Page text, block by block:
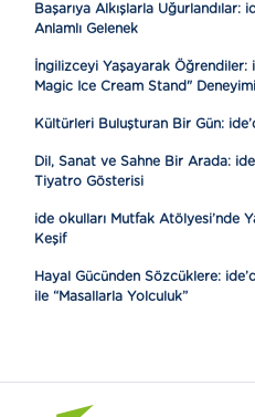
Başarıya Alkışlarla Uğurlandılar:
Anlamlı Gelenek
İngilizceyi Yaşayarak Öğrendiler:
Magic Ice Cream Stand" Deneyimi
Kültürleri Buluşturan Bir Gün:
Dil, Sanat ve Sahne Bir Arada:
Tiyatro Gösterisi
ide okulları Mutfak Atölyesi’nde
Keşif
Hayal Gücünden Sözcüklere:
ile “Masallarla Yolculuk”